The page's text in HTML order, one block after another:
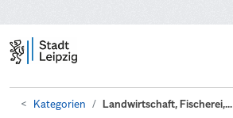
Kategorien Landwirtschaft, Fischerei,...